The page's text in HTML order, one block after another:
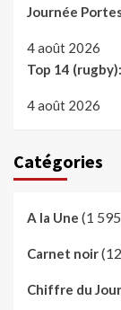
Journée
4 août 2026
Top 14
4 août 2026
Catégories
A la Une (1
Carnet noir
Chiffre du Jour